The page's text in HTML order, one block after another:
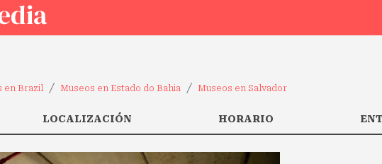
en Brazil Museos en Estado do Bahia Museos en Salvador
LOCALIZACIÓN HORARIO